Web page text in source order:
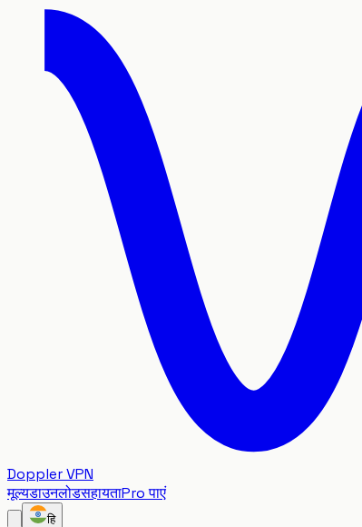
Doppler VPN
मूल्यडाउनलोडसहायताPro पाएं
हि